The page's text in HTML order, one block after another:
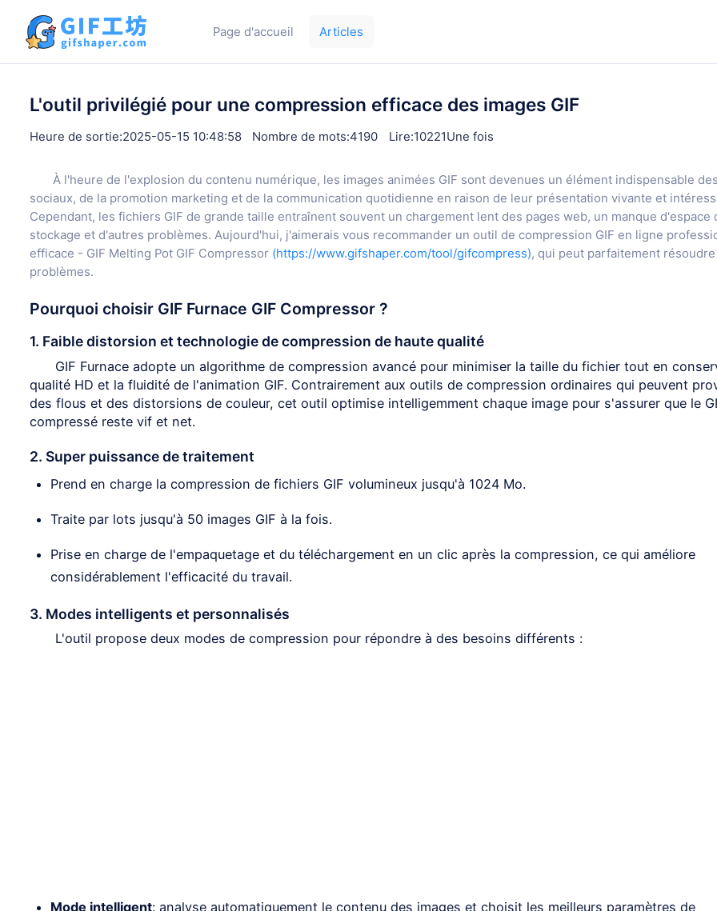
Page d'accueil Articles
L'outil privilégié pour une compression efficace des images GIF
Heure de sortie:2025-05-15 10:48:58 Nombre de mots:4190 Lire:10221Une fois
À l'heure de l'explosion du contenu numérique, les images animées GIF sont devenues un élément indispensable
sociaux, de la promotion marketing et de la communication quotidienne en raison de leur présentation vivante et
Cependant, les fichiers GIF de grande taille entraînent souvent un chargement lent des pages web, un manque d'espace
stockage et d'autres problèmes. Aujourd'hui, j'aimerais vous recommander un outil de compression GIF en ligne
efficace - GIF Melting Pot GIF Compressor (https://www.gifshaper.com/tool/gifcompress), qui peut parfaitement résoudre
problèmes.
Pourquoi choisir GIF Furnace GIF Compressor ?
1. Faible distorsion et technologie de compression de haute qualité
GIF Furnace adopte un algorithme de compression avancé pour minimiser la taille du fichier tout en
qualité HD et la fluidité de l'animation GIF. Contrairement aux outils de compression ordinaires qui peuvent
des flous et des distorsions de couleur, cet outil optimise intelligemment chaque image pour s'assurer que le
compressé reste vif et net.
2. Super puissance de traitement
Prend en charge la compression de fichiers GIF volumineux jusqu'à 1024 Mo.
Traite par lots jusqu'à 50 images GIF à la fois.
Prise en charge de l'empaquetage et du téléchargement en un clic après la compression, ce qui améliore
considérablement l'efficacité du travail.
3. Modes intelligents et personnalisés
L'outil propose deux modes de compression pour répondre à des besoins différents :
Mode intelligent: analyse automatiquement le contenu des images et choisit les meilleurs paramètres de